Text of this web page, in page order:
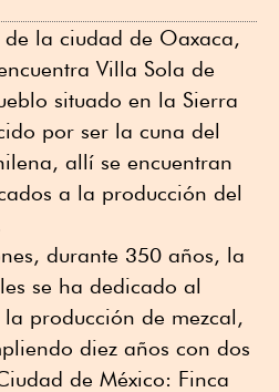
la ciudad de Oaxaca,
Villa Sola de
situado en la Sierra
por ser la cuna del
allí se encuentran
a la producción del
durante 350 años, la
se ha dedicado al
producción de mezcal,
diez años con dos
de México: Finca